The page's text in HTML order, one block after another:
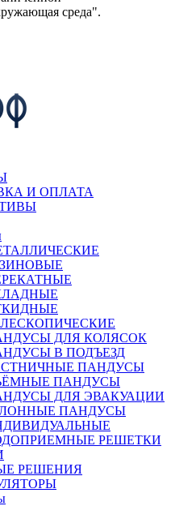
среда".
И ОПЛАТА
ДЛЯ КОЛЯСОК
В ПОДЪЕЗД
ПАНДУСЫ
ПАНДУСЫ
ДЛЯ ЭВАКУАЦИИ
ПАНДУСЫ
РЕШЕТКИ
РЕШЕНИЯ